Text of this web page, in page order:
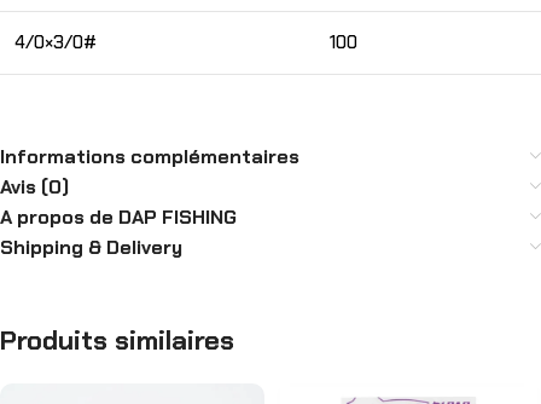
4/0×3/0# 100
Informations complémentaires
Avis (0)
A propos de DAP FISHING
Shipping & Delivery
Produits similaires